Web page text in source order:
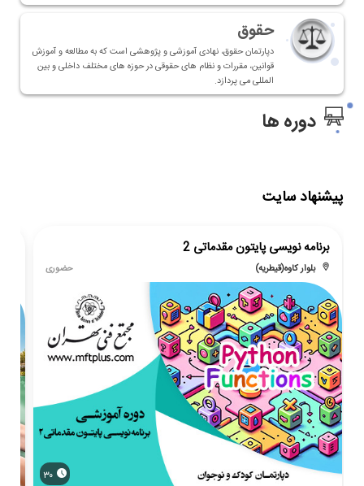
حقوق
دپارتمان حقوق، نهادی آموزشی و پژوهشی است که به مطالعه و آموزش
قوانین، مقررات و نظام های حقوقی در حوزه های مختلف داخلی و بین
المللی می پردازد.
دوره ها
پیشنهاد سایت
برنامه نویسی پایتون مقدماتی 2
بلوار کاوه(قیطریه) حضوری
۳۰